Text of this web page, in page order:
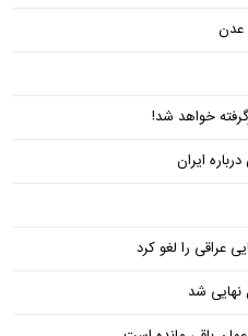
عدن
خواهد شد!
ایران
عراقی را لغو کرد
شد